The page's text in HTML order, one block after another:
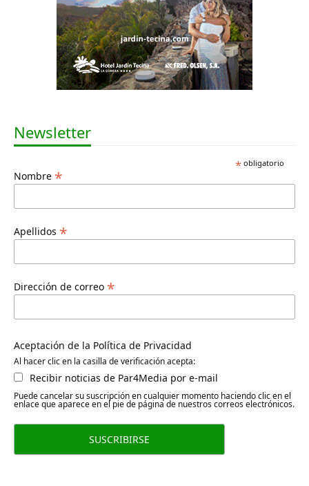
Newsletter
*obligatorio
Nombre *
Apellidos *
Dirección de correo *
Aceptación de la Política de Privacidad
Al hacer clic en la casilla de verificación acepta:
Recibir noticias de Par4Media por e-mail
Puede cancelar su suscripción en cualquier momento haciendo clic en el
enlace que aparece en el pie de página de nuestros correos electrónicos.